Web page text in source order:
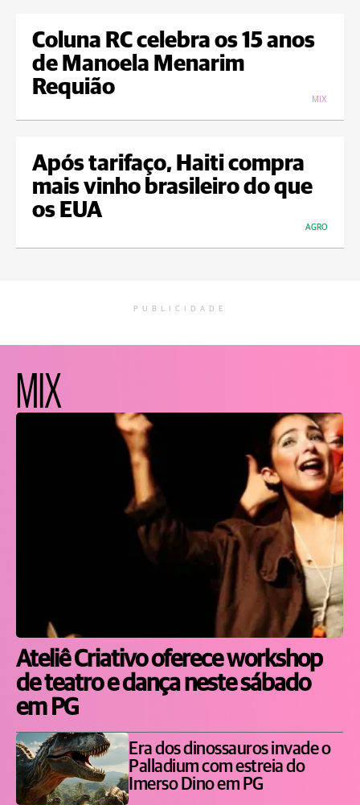
Coluna RC celebra os 15 anos
de Manoela Menarim
Requião
MIX
Após tarifaço, Haiti compra
mais vinho brasileiro do que
os EUA
AGRO
PUBLICIDADE
MIX
Ateliê Criativo oferece workshop
de teatro e dança neste sábado
em PG
Era dos dinossauros invade o
Palladium com estreia do
Imerso Dino em PG